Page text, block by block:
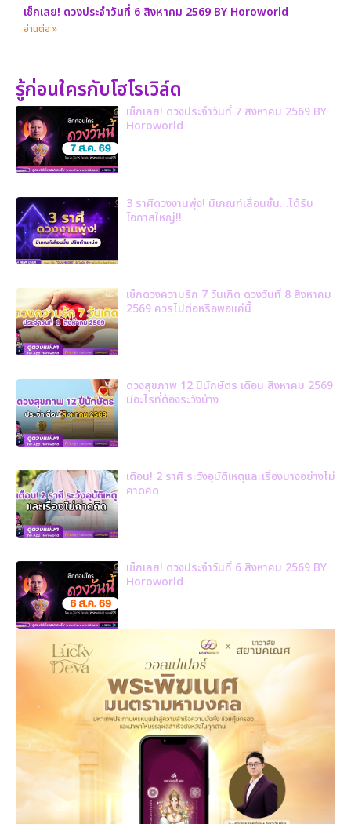
เช็กเลย! ดวงประจำวันที่ 6 สิงหาคม 2569 BY Horoworld
อ่านต่อ »
รู้ก่อนใครกับโฮโรเวิล์ด
เช็กเลย! ดวงประจำวันที่ 7 สิงหาคม 2569 BY
Horoworld
3 ราศีดวงงานพุ่ง! มีเกณฑ์เลื่อนขั้น…ได้รับ
โอกาสใหญ่!!
เช็กดวงความรัก 7 วันเกิด ดวงวันที่ 8 สิงหาคม
2569 ควรไปต่อหรือพอแค่นี้
ดวงสุขภาพ 12 ปีนักษัตร เดือน สิงหาคม 2569
มีอะไรที่ต้องระวังบ้าง
เตือน! 2 ราศี ระวังอุบัติเหตุและเรื่องบางอย่างไม่
คาดคิด
เช็กเลย! ดวงประจำวันที่ 6 สิงหาคม 2569 BY
Horoworld